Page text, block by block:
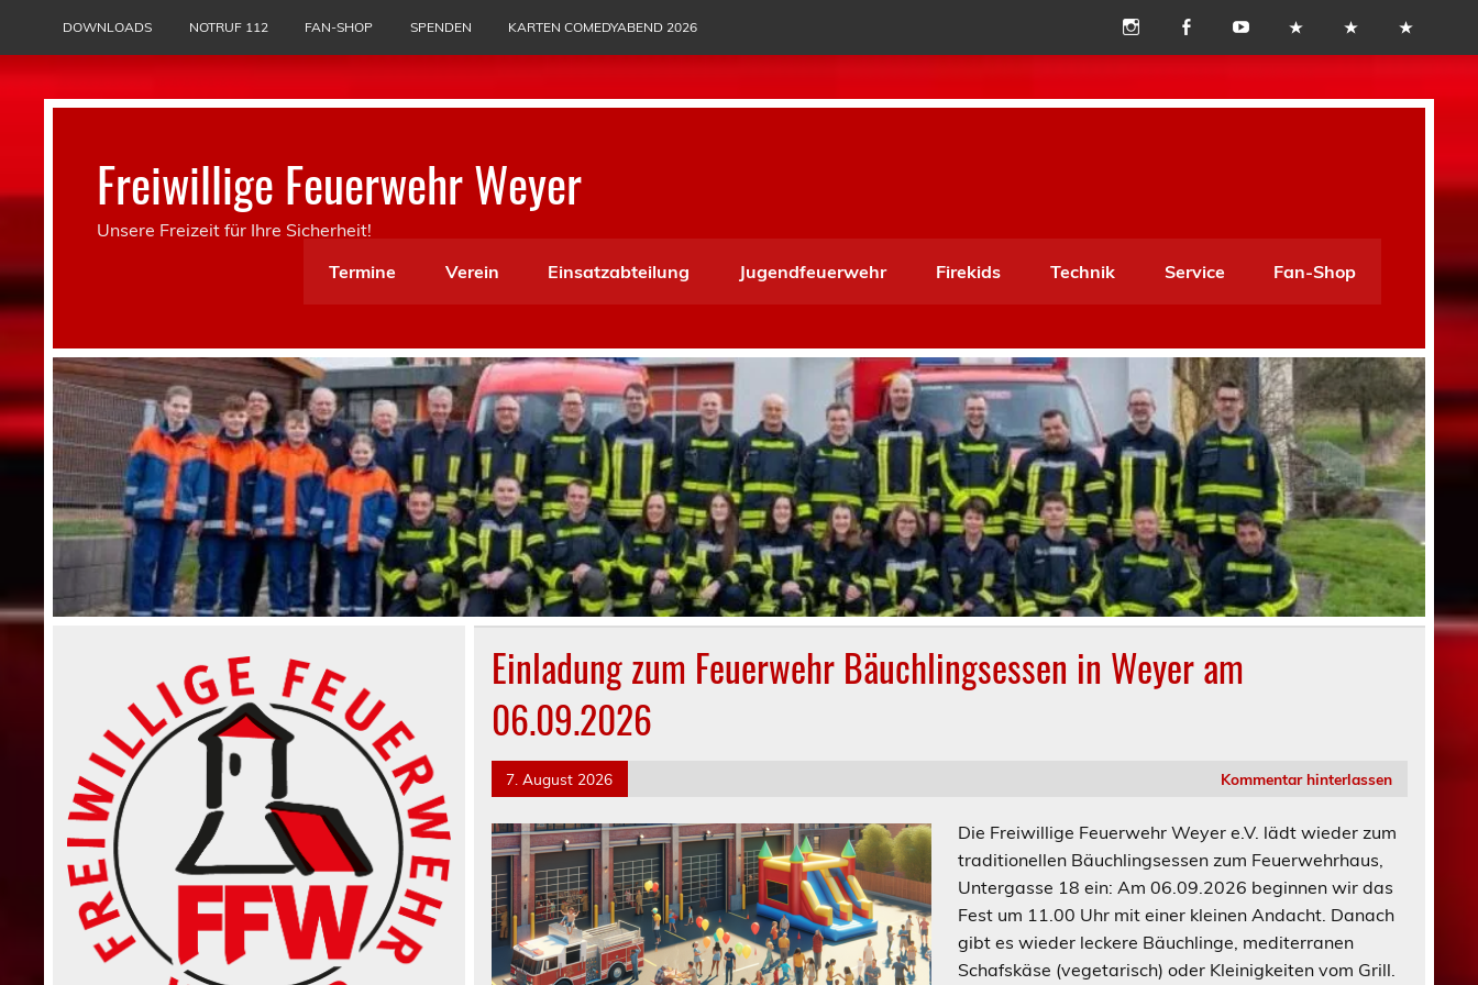
DOWNLOADS NOTRUF 112 FAN-SHOP SPENDEN KARTEN COMEDYABEND 2026
Freiwillige Feuerwehr Weyer
Unsere Freizeit für Ihre Sicherheit!
Termine
Verein Einsatzabteilung Jugendfeuerwehr Firekids Technik Service Fan-Shop
Einladung zum Feuerwehr Bäuchlingsessen in Weyer am
06.09.2026
7. August 2026 Kommentar hinterlassen
Die Freiwillige Feuerwehr Weyer e.V. lädt wieder zum
traditionellen Bäuchlingsessen zum Feuerwehrhaus,
Untergasse 18 ein: Am 06.09.2026 beginnen wir das
Fest um 11.00 Uhr mit einer kleinen Andacht. Danach
gibt es wieder leckere Bäuchlinge, mediterranen
Schafskäse (vegetarisch) oder Kleinigkeiten vom Grill.